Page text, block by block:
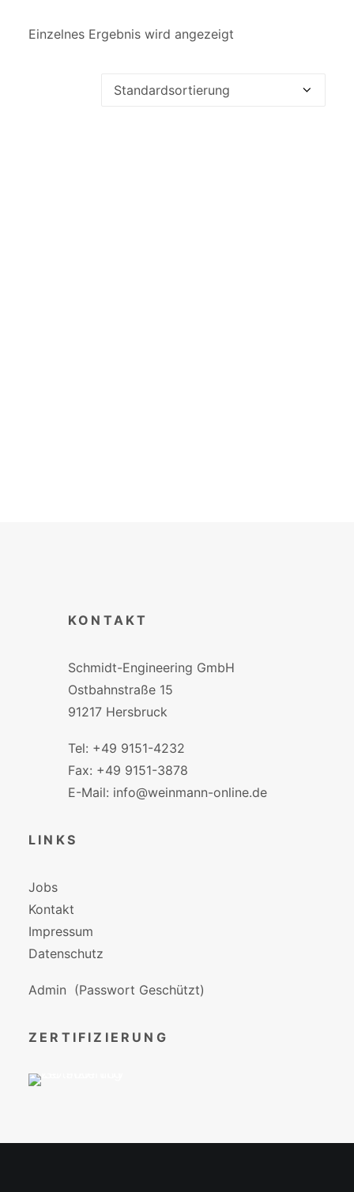
Einzelnes Ergebnis wird angezeigt
KONTAKT
Schmidt-Engineering GmbH
Ostbahnstraße 15
91217 Hersbruck
Tel: +49 9151-4232
Fax: +49 9151-3878
E-Mail: info@weinmann-online.de
LINKS
Jobs
Kontakt
Impressum
Datenschutz
Admin (Passwort Geschützt)
ZERTIFIZIERUNG